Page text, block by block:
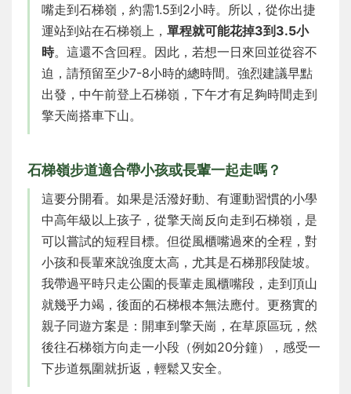
嘴走到石梯嶺，約需1.5到2小時。所以，從你出捷
運站到站在石梯嶺上， 單程就可能花掉3到3.5小
時。這還不含回程。因此，若想一日來回並從容不
迫，請預留至少7-8小時的總時間。強烈建議早點
出發，中午前登上石梯嶺，下午才有足夠時間走到
擎天崗搭車下山。
石梯嶺步道適合帶小孩或長輩一起走嗎？
這要分開看。如果是活潑好動、有運動習慣的小學
中高年級以上孩子，從擎天崗反向走到石梯嶺，是
可以嘗試的短程目標。但從風櫃嘴過來的全程，對
小孩和長輩來說強度太高，尤其是石梯那段陡坡。
我帶過平時只走公園的長輩走風櫃嘴段，走到頂山
就幾乎力竭，後面的石梯根本無法應付。更務實的
親子同遊方案是：開車到擎天崗，在草原區玩，然
後往石梯嶺方向走一小段（例如20分鐘），感受一
下步道氛圍就折返，輕鬆又安全。